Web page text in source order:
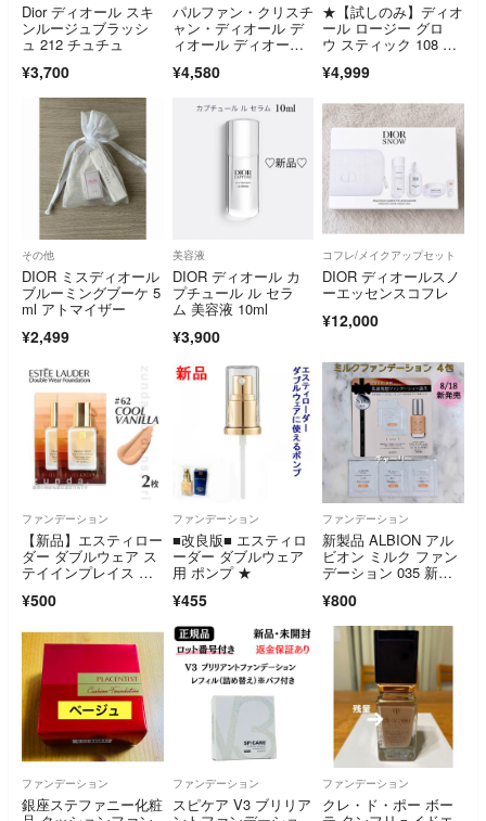
Dior ディオール スキ
ンルージュブラッシ
ュ 212 チュチュ
¥3,700
パルファン・クリスチ
ャン・ディオール デ
ィオール ディオール
¥4,580
★【試しのみ】ディオ
ール ロージー グロ
ウ スティック 108 グ
¥4,999
その他
DIOR ミスディオール
ブルーミングブーケ 5
ml アトマイザー
¥2,499
美容液
DIOR ディオール カ
プチュール ル セラ
ム 美容液 10ml
¥3,900
コフレ/メイクアップセット
DIOR ディオールスノ
ーエッセンスコフレ
¥12,000
ファンデーション
【新品】エスティロー
ダー ダブルウェア ス
テイインプレイス メ
ファンデーション ク
¥500
ファンデーション
■改良版■ エスティロ
ーダー ダブルウェア
用 ポンプ ★
¥455
ファンデーション
新製品 ALBION アル
ビオン ミルク ファン
デーション 035 新発
ル コスメ 日中用乳
液 4包セット
¥800
ファンデーション
銀座ステファニー化粧
ファンデーション
スピケア V3 ブリリア
ファンデーション
クレ・ド・ポー ボー